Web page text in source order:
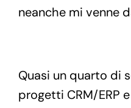
neanche mi venne
Quasi un quarto di
progetti CRM/ERP